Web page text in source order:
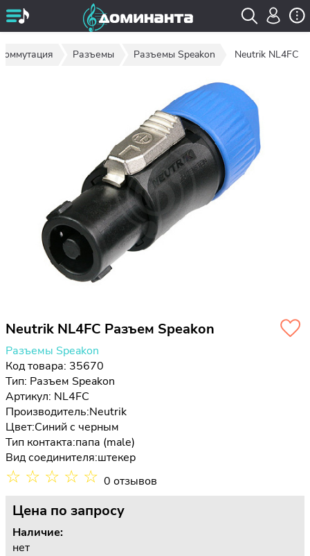
Разъемы Разъемы Speakon Neutrik NL4FC
Neutrik NL4FC Разъем Speakon
Разъемы Speakon
Код товара: 35670
Тип: Разъем Speakon
Артикул: NL4FC
Производитель:Neutrik
Цвет:Синий с черным
Тип контакта:папа (male)
Вид соединителя:штекер
☆ ☆ ☆ ☆ ☆ 0 отзывов
Цена по запросу
Наличие:
нет